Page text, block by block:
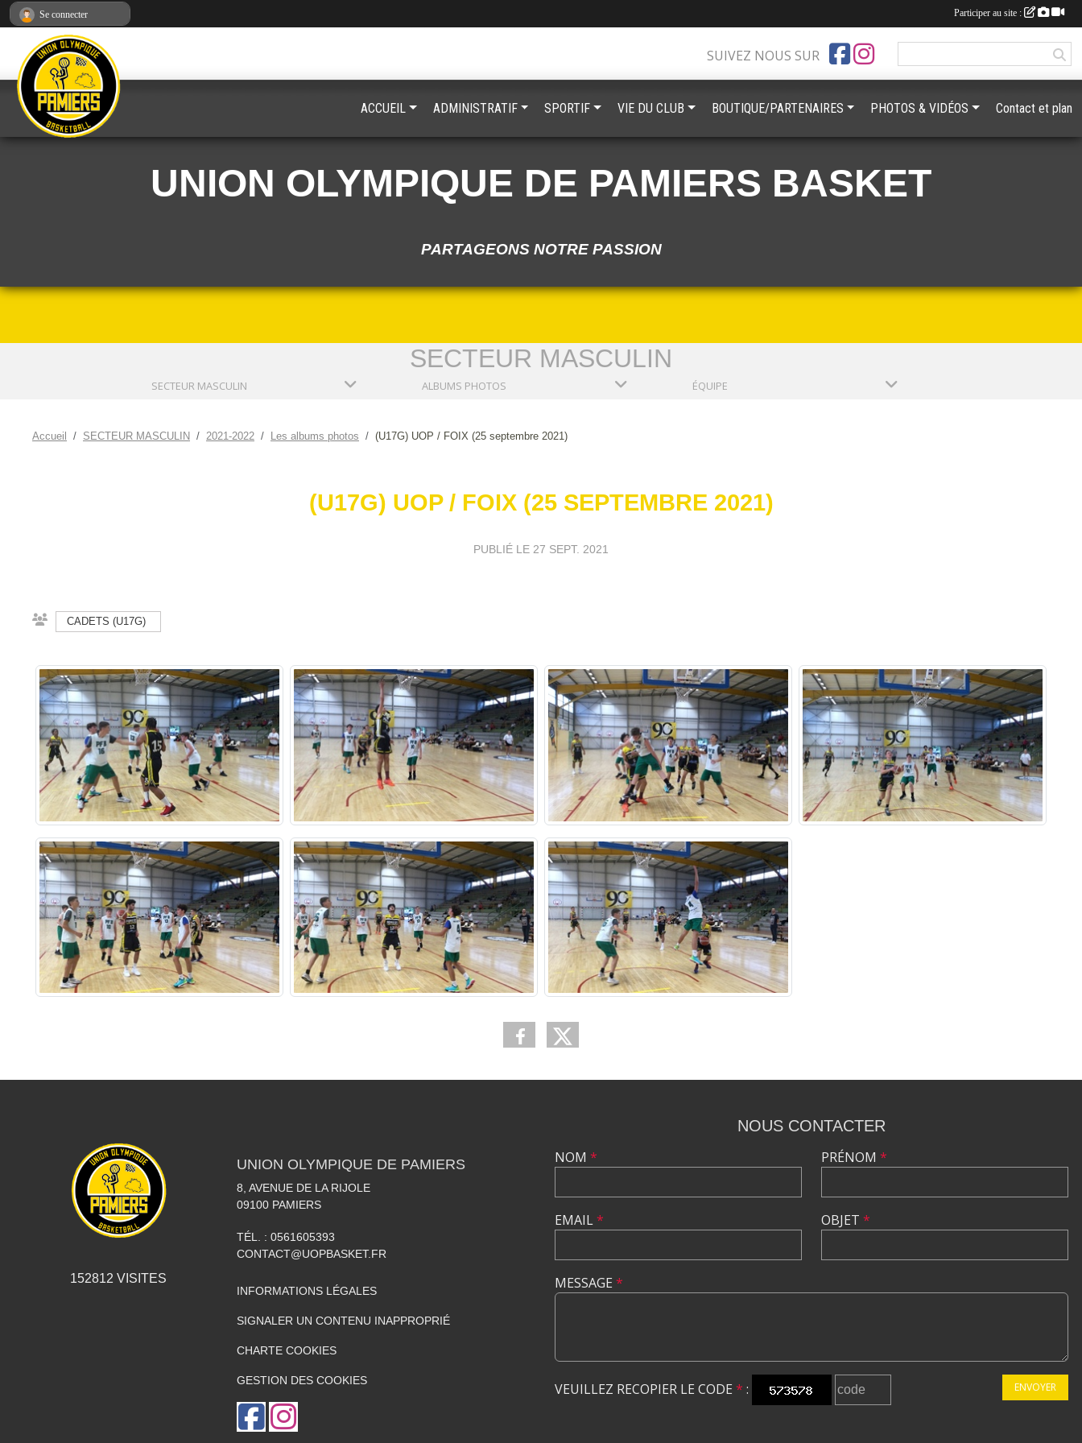
UNION OLYMPIQUE DE PAMIERS BASKET
PARTAGEONS NOTRE PASSION
SECTEUR MASCULIN
SECTEUR MASCULIN ALBUMS PHOTOS ÉQUIPE
Accueil SECTEUR MASCULIN 2021-2022 Les albums photos (U17G) UOP / FOIX (25 septembre 2021)
(U17G) UOP / FOIX (25 SEPTEMBRE 2021)
PUBLIÉ LE 27 SEPT. 2021
CADETS (U17G)
SUIVEZ NOUS SUR
ACCUEIL ADMINISTRATIF SPORTIF VIE DU CLUB BOUTIQUE/PARTENAIRES PHOTOS & VIDÉOS Contact et plan
152812 VISITES
UNION OLYMPIQUE DE PAMIERS
8, AVENUE DE LA RIJOLE
09100 PAMIERS
TÉL. : 0561605393
CONTACT@UOPBASKET.FR
INFORMATIONS LÉGALES
SIGNALER UN CONTENU INAPPROPRIÉ
CHARTE COOKIES
GESTION DES COOKIES
NOUS CONTACTER
NOM *
EMAIL*
PRÉNOM *
OBJET *
MESSAGE *
VEUILLEZ RECOPIER LE CODE * : ENVOYER
Se connecter Participer au site :
Panneau de gestion des cookies